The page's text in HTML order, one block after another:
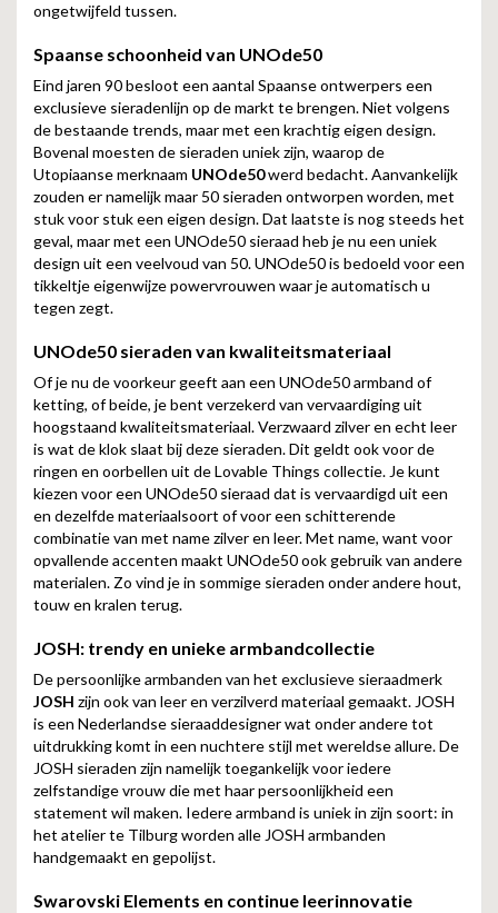
ongetwijfeld tussen.
Spaanse schoonheid van UNOde50
Eind jaren 90 besloot een aantal Spaanse ontwerpers een
exclusieve sieradenlijn op de markt te brengen. Niet volgens
de bestaande trends, maar met een krachtig eigen design.
Bovenal moesten de sieraden uniek zijn, waarop de
Utopiaanse merknaam UNOde50werd bedacht. Aanvankelijk
zouden er namelijk maar 50 sieraden ontworpen worden, met
stuk voor stuk een eigen design. Dat laatste is nog steeds het
geval, maar met een UNOde50 sieraad heb je nu een uniek
design uit een veelvoud van 50. UNOde50 is bedoeld voor een
tikkeltje eigenwijze powervrouwen waar je automatisch u
tegen zegt.
UNOde50 sieraden van kwaliteitsmateriaal
Of je nu de voorkeur geeft aan een UNOde50 armband of
ketting, of beide, je bent verzekerd van vervaardiging uit
hoogstaand kwaliteitsmateriaal. Verzwaard zilver en echt leer
is wat de klok slaat bij deze sieraden. Dit geldt ook voor de
ringen en oorbellen uit de Lovable Things collectie. Je kunt
kiezen voor een UNOde50 sieraad dat is vervaardigd uit een
en dezelfde materiaalsoort of voor een schitterende
combinatie van met name zilver en leer. Met name, want voor
opvallende accenten maakt UNOde50 ook gebruik van andere
materialen. Zo vind je in sommige sieraden onder andere hout,
touw en kralen terug.
JOSH: trendy en unieke armbandcollectie
De persoonlijke armbanden van het exclusieve sieraadmerk
JOSH zijn ook van leer en verzilverd materiaal gemaakt. JOSH
is een Nederlandse sieraaddesigner wat onder andere tot
uitdrukking komt in een nuchtere stijl met wereldse allure. De
JOSH sieraden zijn namelijk toegankelijk voor iedere
zelfstandige vrouw die met haar persoonlijkheid een
statement wil maken. Iedere armband is uniek in zijn soort: in
het atelier te Tilburg worden alle JOSH armbanden
handgemaakt en gepolijst.
Swarovski Elements en continue leerinnovatie